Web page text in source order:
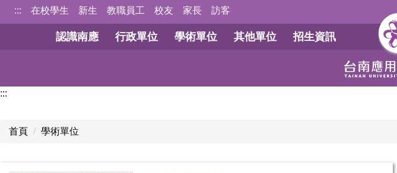
到
區
認識南應 行政單位 學術單位 其他單位 招生資訊
::: 在校學生 新生 教職員工 校友 家長 訪客
:::
首頁 學術單位